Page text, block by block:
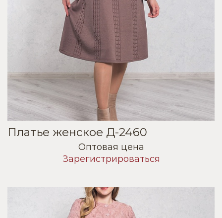
Платье женское Д-2460
Оптовая цена
Зарегистрироваться